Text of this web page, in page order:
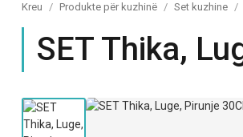
Kreu / Produkte për kuzhinë / Set kuzhine /
SET Thika,